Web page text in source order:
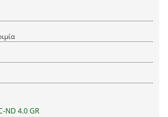
ND 4.0 GR